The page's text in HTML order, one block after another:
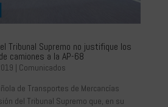
Tribunal Supremo no justifique los
camiones a la AP-68
| Comunicados
de Transportes de Mercancías
del Tribunal Supremo que, en su